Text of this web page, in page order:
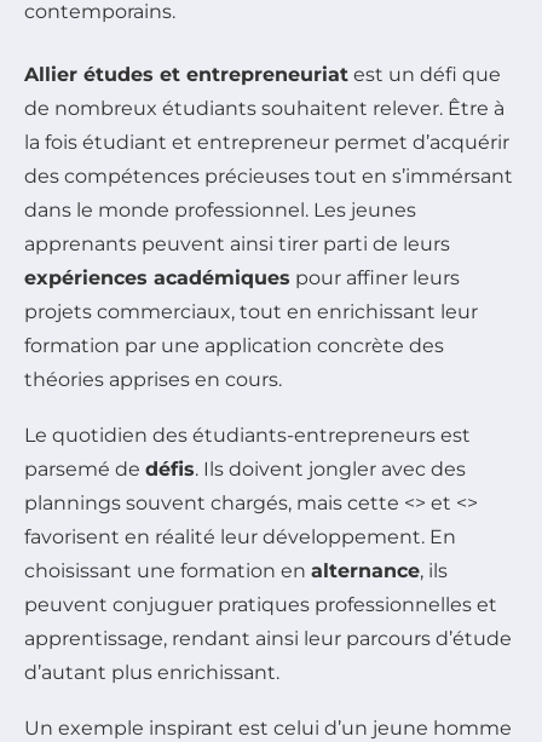
contemporains.
Allier études et entrepreneuriat est un défi que
de nombreux étudiants souhaitent relever. Être à
la fois étudiant et entrepreneur permet d’acquérir
des compétences précieuses tout en s’immérsant
dans le monde professionnel. Les jeunes
apprenants peuvent ainsi tirer parti de leurs
expériences académiques pour affiner leurs
projets commerciaux, tout en enrichissant leur
formation par une application concrète des
théories apprises en cours.
Le quotidien des étudiants-entrepreneurs est
parsemé de défis. Ils doivent jongler avec des
plannings souvent chargés, mais cette <> et <>
favorisent en réalité leur développement. En
choisissant une formation en alternance, ils
peuvent conjuguer pratiques professionnelles et
apprentissage, rendant ainsi leur parcours d’étude
d’autant plus enrichissant.
Un exemple inspirant est celui d’un jeune homme